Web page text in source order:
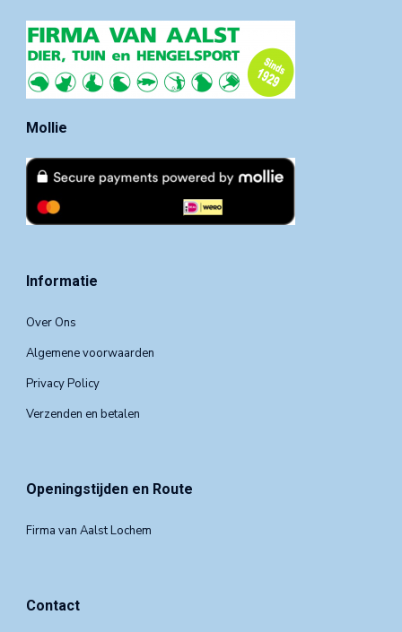
Mollie
Informatie
Over Ons
Algemene voorwaarden
Privacy Policy
Verzenden en betalen
Openingstijden en Route
Firma van Aalst Lochem
Contact